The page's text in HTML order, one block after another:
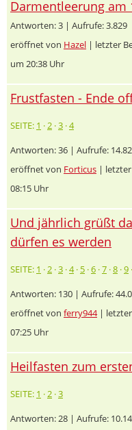
Darmentleerung am
Antworten: 3 | Aufrufe: 3.829
eröffnet von Hazel | letzter
um 20:38 Uhr
Frustfasten - Ende
SEITE: 1 ·2 ·3 ·4
Antworten: 36 | Aufrufe:
eröffnet von Forticus |
08:15 Uhr
Und jährlich grüßt
dürfen es werden
SEITE: 1 ·2 ·3 ·4· 5 ·6 ·7 ·8 ·9 ·
Antworten: 130 | Aufrufe:
eröffnet von ferry944| letzter
07:25 Uhr
Heilfasten zum
SEITE: 1 ·2 ·3
Antworten: 28 | Aufrufe: